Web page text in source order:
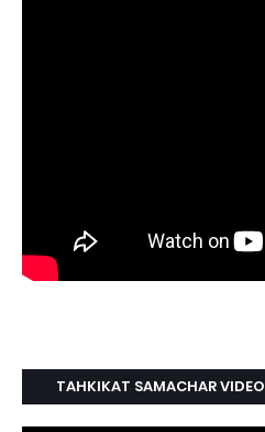
TAHKIKAT SAMACHAR VIDEO